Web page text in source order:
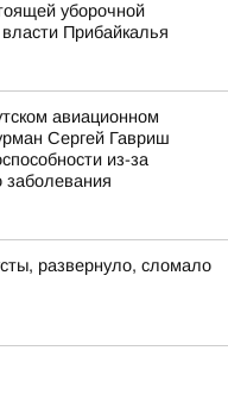
уборочной
Прибайкалья
авиационном
Сергей Гавриш
из-за
заболевания
развернуло, сломало